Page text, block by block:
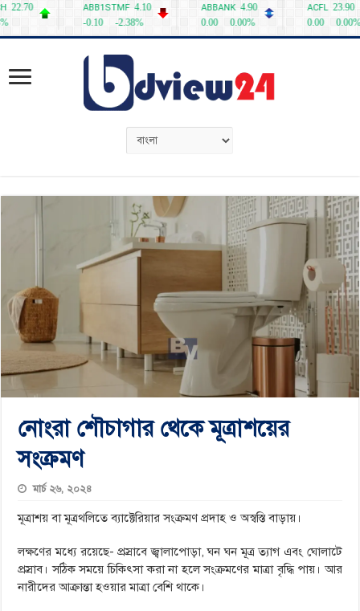
নোংরা শৌচাগার থেকে মূত্রাশয়ের
সংক্রমণ
মার্চ ২৬, ২০২৪
মূত্রাশয় বা মূত্রথলিতে ব্যাক্টেরিয়ার সংক্রমণ প্রদাহ ও অস্বস্তি বাড়ায়।
লক্ষণের মধ্যে রয়েছে- প্রস্রাবে জ্বালাপোড়া, ঘন ঘন মূত্র ত্যাগ এবং ঘোলাটে
প্রস্রাব। সঠিক সময়ে চিকিৎসা করা না হলে সংক্রমণের মাত্রা বৃদ্ধি পায়। আর
নারীদের আক্রান্তা হওয়ার মাত্রা বেশি থাকে।